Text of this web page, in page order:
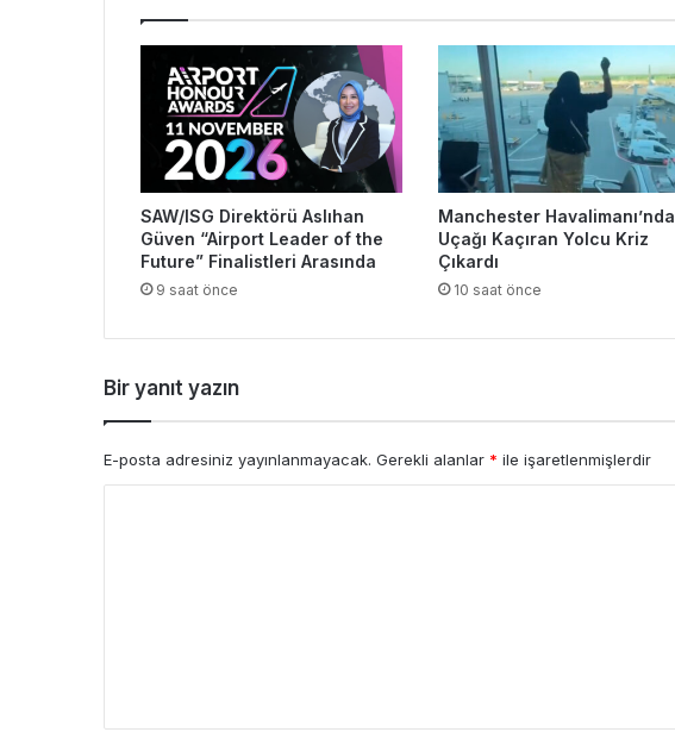
SAW/ISG Direktörü Aslıhan
Güven “Airport Leader of the
Future” Finalistleri Arasında
9 saat önce
Manchester Havalimanı’nda
Uçağı Kaçıran Yolcu Kriz
Çıkardı
10 saat önce
Bir yanıt yazın
E-posta adresiniz yayınlanmayacak. Gerekli alanlar * ile işaretlenmişlerdir